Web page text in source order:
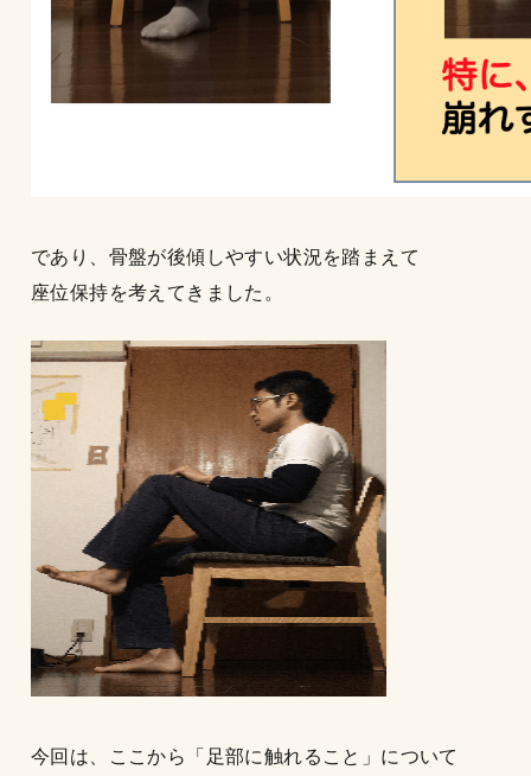
であり、骨盤が後傾しやすい状況を踏まえて
座位保持を考えてきました。
今回は、ここから「足部に触れること」について